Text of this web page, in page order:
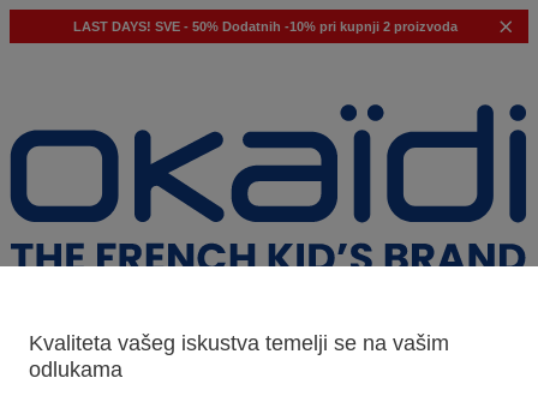
LAST DAYS! SVE - 50% Dodatnih -10% pri kupnji 2 proizvoda
Kvaliteta vašeg iskustva temelji se na vašim
odlukama